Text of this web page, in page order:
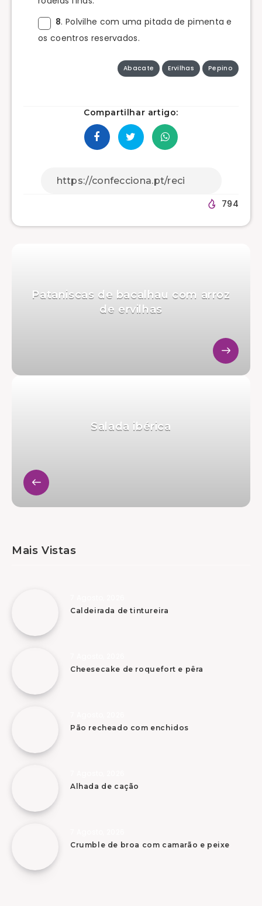
8. Polvilhe com uma pitada de pimenta e
os coentros reservados.
Abacate Ervilhas Pepino
Compartilhar artigo:
794
Pataniscas de bacalhau com arroz
de ervilhas
Salada ibérica
Mais Vistas
Caldeirada de tintureira
Cheesecake de roquefort e pêra
Pão recheado com enchidos
Alhada de cação
Crumble de broa com camarão e peixe